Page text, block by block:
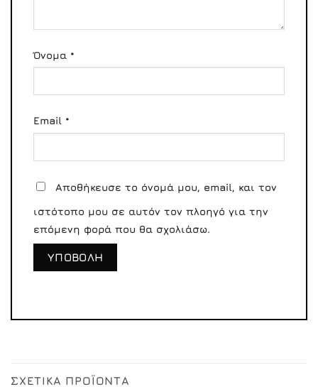
Όνομα *
Email *
Αποθήκευσε το όνομά μου, email, και τον
ιστότοπο μου σε αυτόν τον πλοηγό για την
επόμενη φορά που θα σχολιάσω.
ΣΧΕΤΙΚΆ ΠΡΟΪΌΝΤΑ